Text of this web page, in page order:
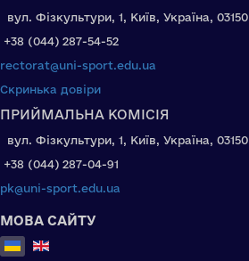
вул. Фізкультури, 1, Київ, Україна, 03150
+38 (044) 287-54-52
rectorat@uni-sport.edu.ua
Скринька довіри
ПРИЙМАЛЬНА КОМІСІЯ
вул. Фізкультури, 1, Київ, Україна, 03150
+38 (044) 287-04-91
pk@uni-sport.edu.ua
МОВА САЙТУ
Оберіть свою мову